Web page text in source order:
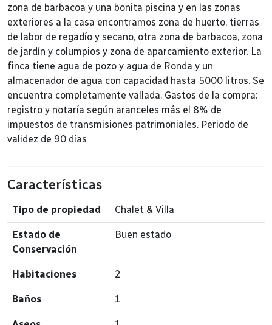
zona de barbacoa y una bonita piscina y en las zonas
exteriores a la casa encontramos zona de huerto, tierras
de labor de regadío y secano, otra zona de barbacoa, zona
de jardín y columpios y zona de aparcamiento exterior. La
finca tiene agua de pozo y agua de Ronda y un
almacenador de agua con capacidad hasta 5000 litros. Se
encuentra completamente vallada. Gastos de la compra:
registro y notaría según aranceles más el 8% de
impuestos de transmisiones patrimoniales. Periodo de
validez de 90 días
Características
Tipo de propiedad Chalet & Villa
Estado de
Conservación
Buen estado
Habitaciones 2
Baños 1